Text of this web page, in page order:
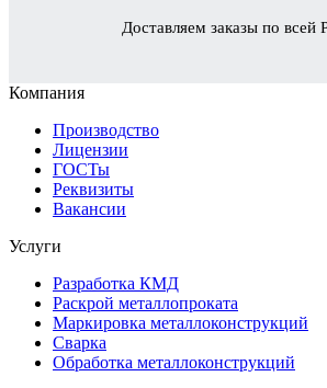
Доставляем заказы по всей
Компания
Производство
Лицензии
ГОСТы
Реквизиты
Вакансии
Услуги
Разработка КМД
Раскрой металлопроката
Маркировка металлоконструкций
Сварка
Обработка металлоконструкций